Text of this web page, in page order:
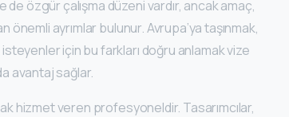
özgür çalışma düzeni vardır, ancak amaç,
önemli ayrımlar bulunur. Avrupa’ya taşınmak,
için bu farkları doğru anlamak vize
avantaj sağlar.
hizmet veren profesyoneldir. Tasarımcılar,